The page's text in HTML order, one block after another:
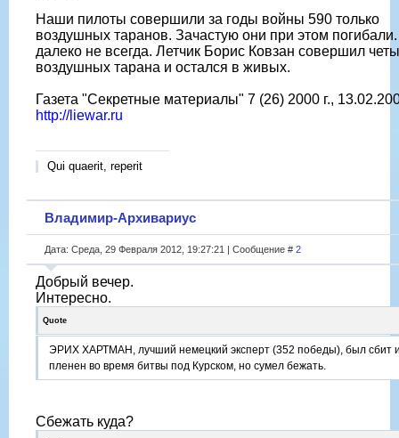
Наши пилоты совершили за годы войны 590 только
воздушных таранов. Зачастую они при этом
далеко не всегда. Летчик Борис Ковзан совершил
воздушных тарана и остался в живых.
Газета "Секретные материалы" 7 (26) 2000 г.,
http://liewar.ru
Qui quaerit, reperit
Владимир-Архивариус
Дата: Среда, 29 Февраля 2012, 19:27:21 | Сообщение # 2
Добрый вечер.
Интересно.
Quote
ЭРИХ ХАРТМАН, лучший немецкий эксперт (352 победы), был сбит
пленен во время битвы под Курском, но сумел бежать.
Сбежать куда?